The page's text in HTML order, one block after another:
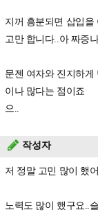
지꺼 흥분되면 삽입을
고만 합니다..아 짜증
문젠 여자와 진지하
이나 많다는 점이죠
으..
작성자
저 정말 고민 많이 했
노력도 많이 했구요..